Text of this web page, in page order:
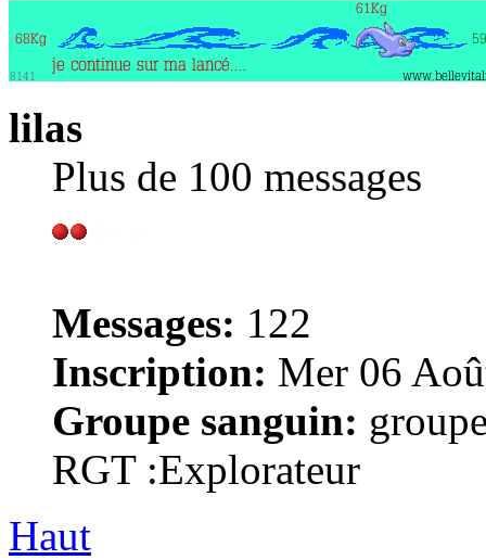
lilas
Plus de 100 messages
Messages: 122
Inscription: Mer 06
Groupe sanguin:
RGT :Explorateur
Haut